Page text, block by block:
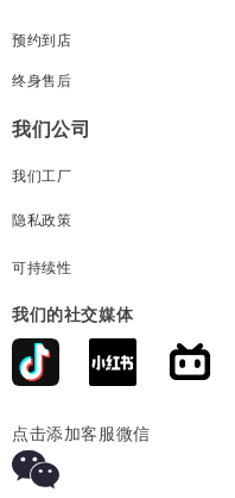
预约到店
终身售后
我们公司
我们工厂
隐私政策
可持续性
我们的社交媒体
点击添加客服微信